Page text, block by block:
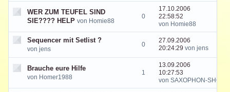
WER ZUM TEUFEL SIND
SIE???? HELP von Homie88
0
17.10.2006
22:58:52
von Homie88
Sequencer mit Setlist ?
von jens
0
27.09.2006
20:24:29 von jens
Brauche eure Hilfe
von Homer1988
1
13.09.2006
10:27:53
von SAXOPHON-SHOW